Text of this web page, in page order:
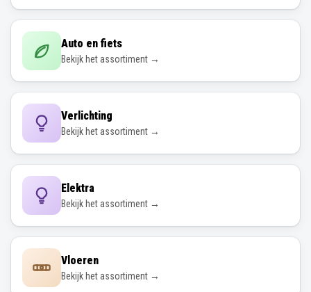
Auto en fiets
Bekijk het assortiment →
Verlichting
Bekijk het assortiment →
Elektra
Bekijk het assortiment →
Vloeren
Bekijk het assortiment →